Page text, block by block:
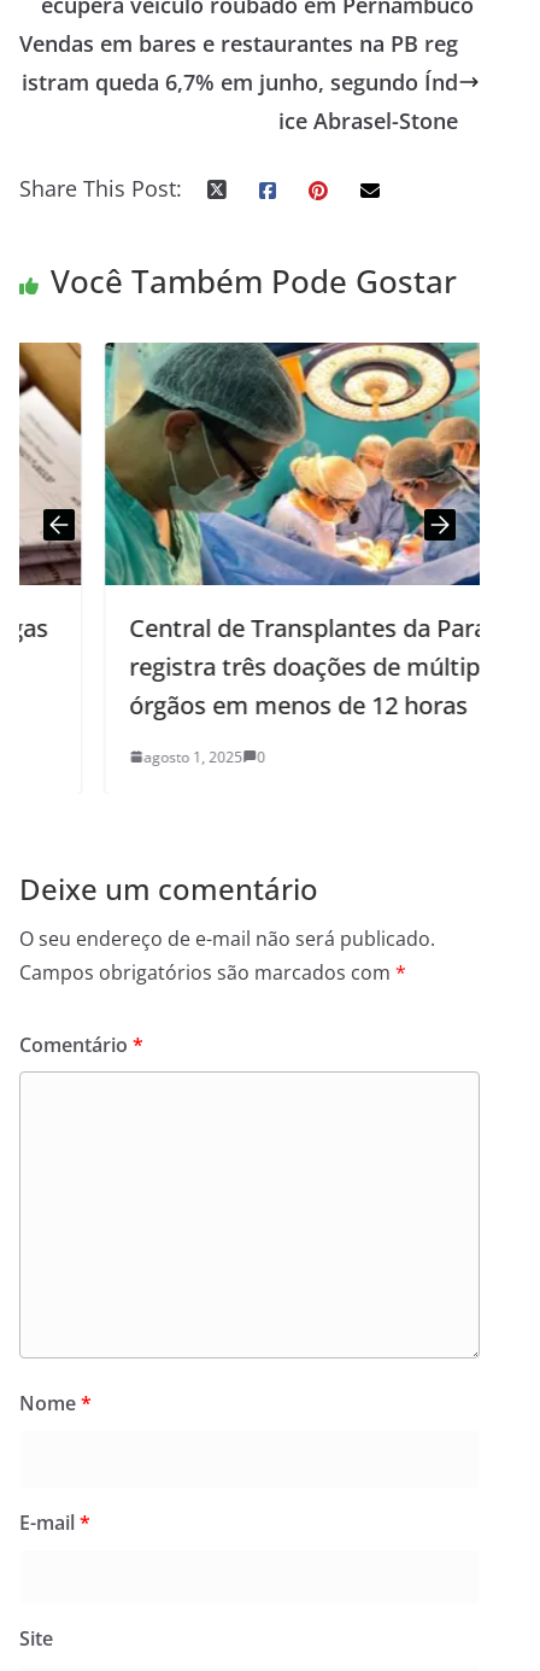
Vendas em bares e restaurantes na PB reg
istram queda 6,7% em junho, segundo Índ
ice Abrasel-Stone
Share This Post:
Você Também Pode Gostar
Central de Transplantes da Paraíba
registra três doações de múltiplos
órgãos em menos de 12 horas
agosto 1, 2025 0
Deixe um comentário
O seu endereço de e-mail não será publicado.
Campos obrigatórios são marcados com *
Comentário *
Nome*
E-mail*
Site